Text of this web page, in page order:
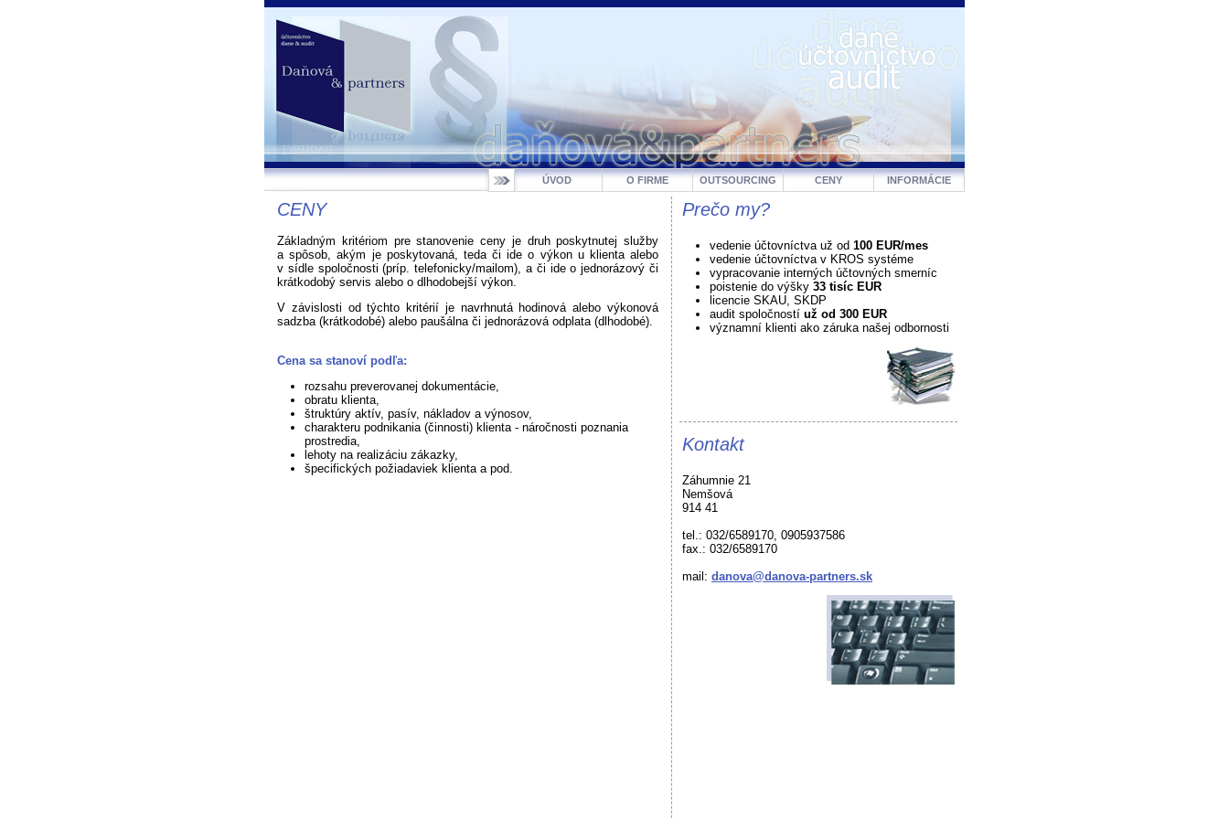
ÚVOD O FIRME OUTSOURCING CENY INFORMÁCIE
CENY
Základným kritériom pre stanovenie ceny je druh poskytnutej služby
a spôsob, akým je poskytovaná, teda či ide o výkon u klienta alebo
v sídle spoločnosti (príp. telefonicky/mailom), a či ide o jednorázový či
krátkodobý servis alebo o dlhodobejší výkon.
V závislosti od týchto kritérií je navrhnutá hodinová alebo výkonová
sadzba (krátkodobé) alebo paušálna či jednorázová odplata (dlhodobé).
Cena sa stanoví podľa:
rozsahu preverovanej dokumentácie,
obratu klienta,
štruktúry aktív, pasív, nákladov a výnosov,
charakteru podnikania (činnosti) klienta - náročnosti poznania
prostredia,
lehoty na realizáciu zákazky,
špecifických požiadaviek klienta a pod.
Prečo my?
vedenie účtovníctva už od 100 EUR/mes
vedenie účtovníctva v KROS systéme
vypracovanie interných účtovných smerníc
poistenie do výšky 33 tisíc EUR
licencie SKAU, SKDP
audit spoločností už od 300 EUR
významní klienti ako záruka našej odbornosti
Kontakt
Záhumnie 21
Nemšová
914 41
tel.: 032/6589170, 0905937586
fax.: 032/6589170
mail: danova@danova-partners.sk